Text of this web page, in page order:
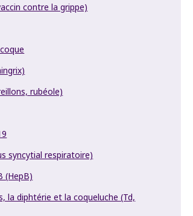
contre la grippe)
rubéole)
syncytial respiratoire)
(HepB)
la diphtérie et la coqueluche (Td,